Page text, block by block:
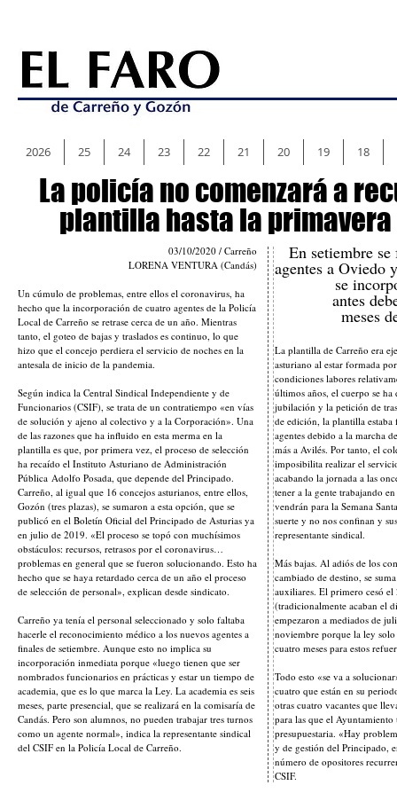
La policía no comenzará a
plantilla hasta la primavera
03/10/2020 / Carreño
LORENA VENTURA (Candás)
Un cúmulo de problemas, entre ellos el coronavirus, ha
hecho que la incorporación de cuatro agentes de la Policía
Local de Carreño se retrase cerca de un año. Mientras
tanto, el goteo de bajas y traslados es continuo, lo que
hizo que el concejo perdiera el servicio de noches en la
antesala de inicio de la pandemia.
Según indica la Central Sindical Independiente y de
Funcionarios (CSIF), se trata de un contratiempo «en vías
de solución y ajeno al colectivo y a la Corporación». Una
de las razones que ha influido en esta merma en la
plantilla es que, por primera vez, el proceso de selección
ha recaído el Instituto Asturiano de Administración
Pública Adolfo Posada, que depende del Principado.
Carreño, al igual que 16 concejos asturianos, entre ellos,
Gozón (tres plazas), se sumaron a esta opción, que se
publicó en el Boletín Oficial del Principado de Asturias ya
en julio de 2019. «El proceso se topó con muchísimos
obstáculos: recursos, retrasos por el coronavirus…
problemas en general que se fueron solucionando. Esto ha
hecho que se haya retardado cerca de un año el proceso
de selección de personal», explican desde sindicato.
Carreño ya tenía el personal seleccionado y solo faltaba
hacerle el reconocimiento médico a los nuevos agentes a
finales de setiembre. Aunque esto no implica su
incorporación inmediata porque «luego tienen que ser
nombrados funcionarios en prácticas y estar un tiempo de
academia, que es lo que marca la Ley. La academia es seis
meses, parte presencial, que se realizará en la comisaría de
Candás. Pero son alumnos, no pueden trabajar tres turnos
como un agente normal», indica la representante sindical
del CSIF en la Policía Local de Carreño.
En setiembre
agentes a Oviedo
se
antes
meses
La plantilla de Carreño era
asturiano al estar formada
condiciones labores
últimos años, el cuerpo se
jubilación y la petición de
de edición, la plantilla
agentes debido a la marcha
más a Avilés. Por tanto, el
imposibilita realizar el
acabando la jornada a las
tener a la gente trabajando
vendrán para la Semana
suerte y no nos confinan y
representante sindical.
Más bajas. Al adiós de los
cambiado de destino, se
auxiliares. El primero cesó el
(tradicionalmente acaban el
empezaron a mediados de
noviembre porque la ley
cuatro meses para estos
Todo esto «se va a
cuatro que están en su
otras cuatro vacantes que
para las que el
presupuestaria. «Hay
y de gestión del Principado,
número de opositores
CSIF.
2026 25 24 23 22 21 20 19 18